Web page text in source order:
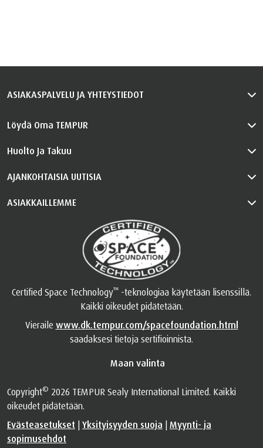
ASIAKASPALVELU JA YHTEYSTIEDOT
Löydä Oma TEMPUR
Huolto Ja Takuu
AJANKOHTAISIA UUTISIA
ASIAKKAILLEMME
Certified Space Technology™ -teknologiaa käytetään lisenssillä.
Kaikki oikeudet pidätetään.
Vieraile www.dk.tempur.com/spacefoundation.html
saadaksesi tietoja sertifioinnista.
Maan valinta
Copyright© 2026 TEMPUR Sealy International Limited. Kaikki
oikeudet pidätetään.
Evästeasetukset | Yksityisyyden suoja | Myynti- ja
sopimusehdot